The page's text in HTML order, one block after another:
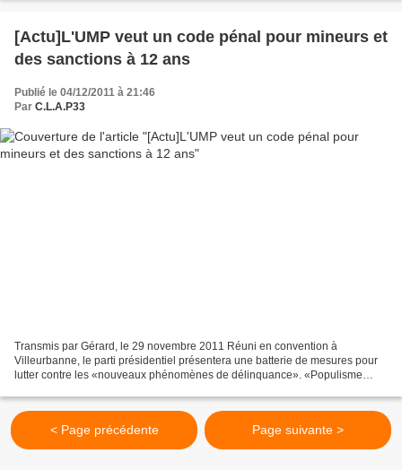
[Actu]L'UMP veut un code pénal pour mineurs et
des sanctions à 12 ans
Publié le 04/12/2011 à 21:46
Par C.L.A.P33
Transmis par Gérard, le 29 novembre 2011 Réuni en convention à
Villeurbanne, le parti présidentiel présentera une batterie de mesures pour
lutter contre les «nouveaux phénomènes de délinquance». «Populisme
< Page précédente Page suivante >